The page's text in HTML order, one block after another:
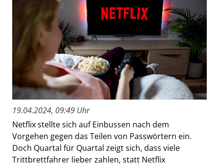
19.04.2024, 09:49 Uhr
Netflix stellte sich auf Einbussen nach dem
Vorgehen gegen das Teilen von Passwörtern ein.
Doch Quartal für Quartal zeigt sich, dass viele
Trittbrettfahrer lieber zahlen, statt Netflix